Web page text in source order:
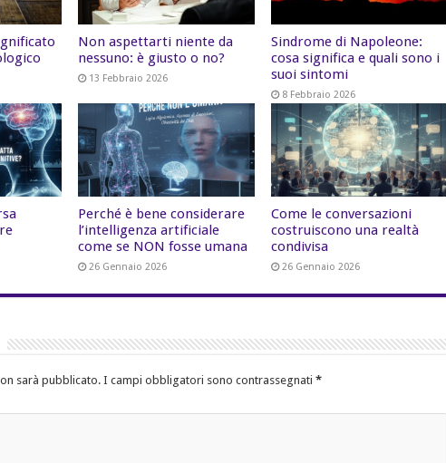
Non aspettarti niente da
nessuno: è giusto o no?
13 Febbraio 2026
Sindrome di Napoleone:
cosa significa e quali sono i
suoi sintomi
8 Febbraio 2026
Perché è bene considerare
l’intelligenza artificiale
come se NON fosse umana
26 Gennaio 2026
Come le conversazioni
costruiscono una realtà
condivisa
26 Gennaio 2026
sarà pubblicato. I campi obbligatori sono contrassegnati *